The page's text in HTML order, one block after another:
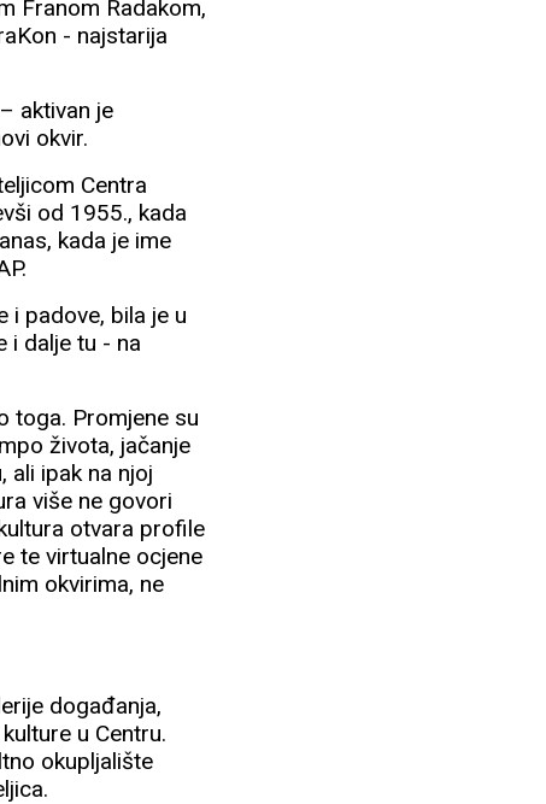
Franom Radakom,
- najstarija
aktivan je
okvir.
Centra
od 1955., kada
kada je ime
i padove, bila je u
i dalje tu - na
toga. Promjene su
života, jačanje
ali ipak na njoj
više ne govori
otvara profile
te virtualne ocjene
okvirima, ne
događanja,
u Centru.
okupljalište